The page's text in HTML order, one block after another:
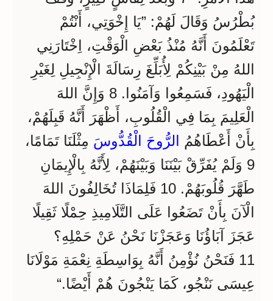
بُطْرُسُ وَقَالَ لَهُمْ: ”يَا إِخْوَتِي، أَنْتُمْ
تَعْلَمُونَ أَنَّهُ مُنْذُ بَعْضِ الْوَقْتِ، اِخْتَارَنِي
اللهُ مِنْ بَيْنِكُمْ لِأُبَلِّغَ رِسَالَةَ الْإِنْجِيلِ لِغَيْرِ
الْيَهُودِ، فَسَمِعُوا وَآمَنُوا. 8 وَإِنَّ اللهَ
الْعَلِيمَ بِمَا فِي الْقُلُوبِ، أَظْهَرَ أَنَّهُ قَبِلَهُمْ،
بِأَنْ أَعْطَاهُمُ
الرُّوحَ الْقُدُّوسَ مِثْلَنَا تَمَامًا،
9 وَلَمْ يُفَرِّقْ بَيْنَنَا وَبَيْنَهُمْ، لِأَنَّهُ بِالْإِيمَانِ
طَهَّرَ قُلُوبَهُمْ. 10 فَلِمَاذَا تُخَالِفُونَ اللهَ
الْآنَ بِأَنْ تَضَعُوا عَلَى التَّلَامِيذِ حِمْلًا ثَقِيلًا
عَجَزَ آبَاؤُنَا وَعَجَزْنَا نَحْنُ عَنْ حَمْلِهِ؟
11 فَنَحْنُ نُؤْمِنُ أَنَّهُ بِوَاسِطَةِ نِعْمَةِ مَوْلَانَا
عِيسَى نَنْجُو، كَمَا يَنْجُونَ هُمْ أَيْضًا.“